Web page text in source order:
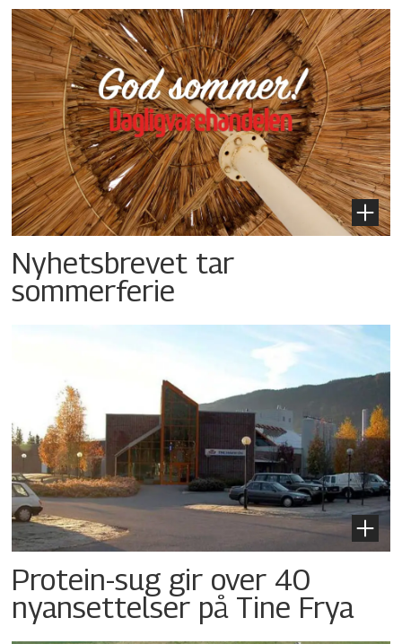
Nyhetsbrevet tar
sommerferie
Protein-sug gir over 40
nyansettelser på Tine Frya